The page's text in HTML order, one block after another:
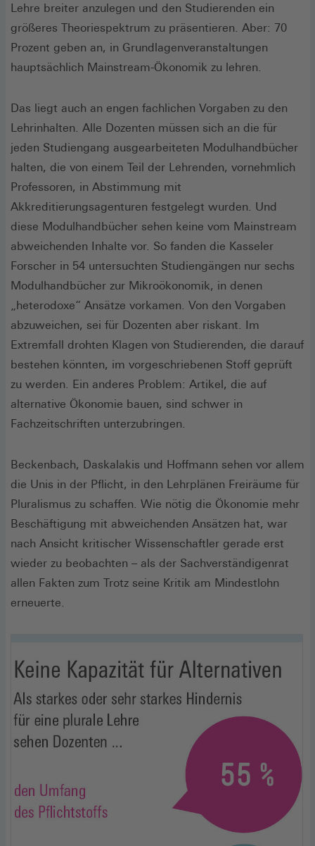
Lehre breiter anzulegen und den Studierenden ein
größeres Theoriespektrum zu präsentieren. Aber: 70
Prozent geben an, in Grundlagenveranstaltungen
hauptsächlich Main­stream-Ökonomik zu lehren.
Das liegt auch an engen fachlichen Vorgaben zu den
Lehrinhalten. Alle Dozenten müssen sich an die für
jeden Studiengang ausgearbeiteten Modulhandbücher
halten, die von einem Teil der Lehrenden, vornehmlich
Professoren, in Abstimmung mit
Akkreditierungsagenturen festgelegt wurden. Und
diese Modulhandbücher sehen keine vom Mainstream
abweichenden Inhalte vor. So fanden die Kasseler
Forscher in 54 untersuchten Studiengängen nur sechs
Modulhandbücher zur Mikroökonomik, in denen
„heterodoxe“ Ansätze vorkamen. Von den Vorgaben
abzuweichen, sei für Dozenten aber riskant. Im
Extremfall drohten Klagen von Studierenden, die darauf
bestehen könnten, im vorgeschriebenen Stoff geprüft
zu werden. Ein anderes Problem: Artikel, die auf
alternative Ökonomie bauen, sind schwer in
Fachzeitschriften unterzubringen.
Beckenbach, Daskalakis und Hoffmann sehen vor allem
die Unis in der Pflicht, in den Lehrplänen Freiräume für
Pluralismus zu schaffen. Wie nötig die Ökonomie mehr
Beschäftigung mit abweichenden Ansätzen hat, war
nach Ansicht kritischer Wissenschaftler gerade erst
wieder zu beobachten – als der Sachverständigenrat
allen Fakten zum Trotz seine Kritik am Mindestlohn
erneuerte.